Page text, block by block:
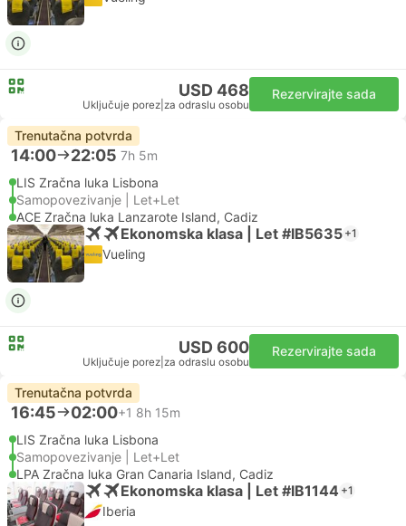
USD 468
Uključuje porez za odraslu osobu
Rezervirajte sada
Trenutačna potvrda
14:00 22:05 7h 5m
LIS Zračna luka Lisbona
Samopovezivanje | Let+Let
ACE Zračna luka Lanzarote Island, Cadiz
Ekonomska klasa | Let #IB5635 +1
Vueling
USD 600
Uključuje porez za odraslu osobu
Rezervirajte sada
Trenutačna potvrda
16:45 02:00+1 8h 15m
LIS Zračna luka Lisbona
Samopovezivanje | Let+Let
LPA Zračna luka Gran Canaria Island, Cadiz
Ekonomska klasa | Let #IB1144 +1
Iberia